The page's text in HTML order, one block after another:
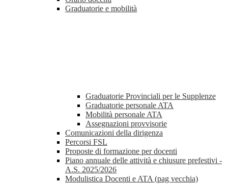
Graduatorie e mobilità
Graduatorie Provinciali per le Supplenze
Graduatorie personale ATA
Mobilità personale ATA
Assegnazioni provvisorie
Comunicazioni della dirigenza
Percorsi FSL
Proposte di formazione per docenti
Piano annuale delle attività e chiusure prefestivi -
A.S. 2025/2026
Modulistica Docenti e ATA (pag vecchia)